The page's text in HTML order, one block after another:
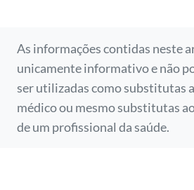
As informações contidas neste
unicamente informativo e não
ser utilizadas como substitutas
médico ou mesmo substitutas
de um profissional da saúde.